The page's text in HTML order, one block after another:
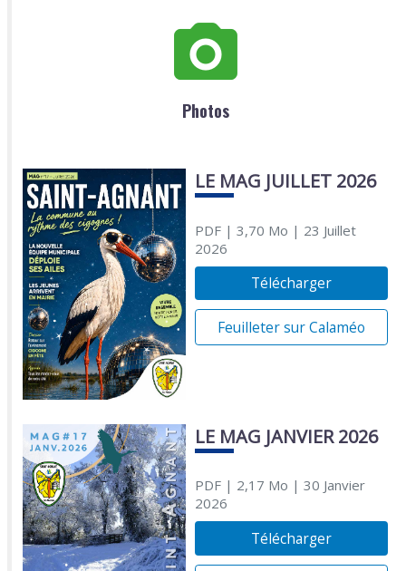
Photos
LE MAG JUILLET 2026
PDF| 3,70 Mo | 23 Juillet
2026
Télécharger
Feuilleter sur Calaméo
LE MAG JANVIER 2026
PDF| 2,17 Mo | 30 Janvier
2026
Télécharger